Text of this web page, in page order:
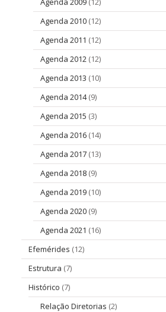
Agenda 2010 (12)
Agenda 2011 (12)
Agenda 2012 (12)
Agenda 2013 (10)
Agenda 2014(9)
Agenda 2015 (3)
Agenda 2016 (14)
Agenda 2017 (13)
Agenda 2018 (9)
Agenda 2019 (10)
Agenda 2020 (9)
Agenda 2021 (16)
Efemérides (12)
Estrutura (7)
Histórico (7)
Relação Diretorias (2)